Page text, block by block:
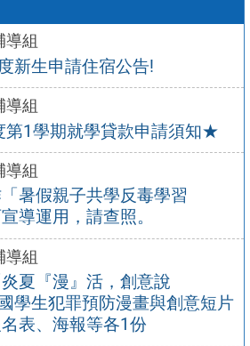
導組
新生申請住宿公告!
導組
1學期就學貸款申請須知★
導組
暑假親子共學反毒學習
導運用，請查照。
導組
夏『漫』活，創意說
學生犯罪預防漫畫與創意短片
表、海報等各1份